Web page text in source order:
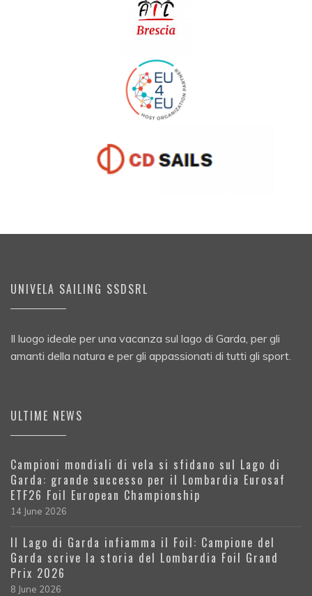
UNIVELA SAILING SSDSRL
Il luogo ideale per una vacanza sul lago di Garda, per gli
amanti della natura e per gli appassionati di tutti gli sport.
ULTIME NEWS
Campioni mondiali di vela si sfidano sul Lago di
Garda: grande successo per il Lombardia Eurosaf
ETF26 Foil European Championship
14 June 2026
Il Lago di Garda infiamma il Foil: Campione del
Garda scrive la storia del Lombardia Foil Grand
Prix 2026
8 June 2026